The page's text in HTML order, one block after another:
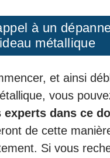
à un
métallique
et ainsi
vous
experts dans ce
de cette
Si vous